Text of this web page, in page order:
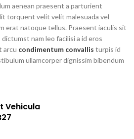
aenean praesent a parturient
torquent velit velit malesuada vel
erat natoque tellus. Praesent iaculis sit
nam leo facilisi a id eros
arcu condimentum convallis turpis id
ullamcorper dignissim bibendum
Vehicula